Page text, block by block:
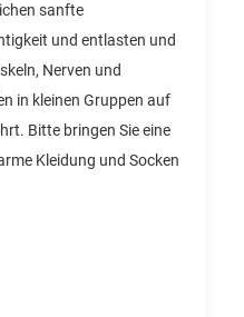
sanfte
und entlasten und
Nerven und
in kleinen Gruppen auf
Bitte bringen Sie eine
Kleidung und Socken